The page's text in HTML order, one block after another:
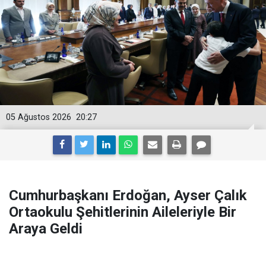
20:27
05 Ağustos 2026
Cumhurbaşkanı Erdoğan, Ayser Çalık
Ortaokulu Şehitlerinin Aileleriyle Bir
Araya Geldi